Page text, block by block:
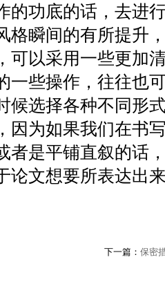
的功底的话，去进
格瞬间的有所提升
可以采用一些更加
一些操作，往往也
候选择各种不同形
因为如果我们在书
者是平铺直叙的话
论文想要所表达出
下一篇： 保密